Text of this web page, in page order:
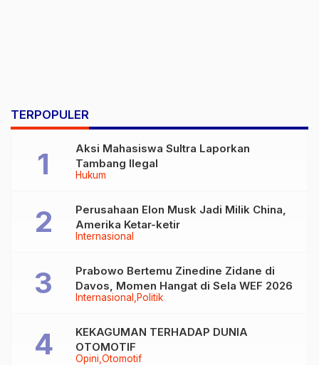
TERPOPULER
Hukum
Aksi Mahasiswa Sultra Laporkan
Tambang Ilegal
Internasional
Perusahaan Elon Musk Jadi Milik China,
Amerika Ketar-ketir
Internasional Politik
Prabowo Bertemu Zinedine Zidane di
Davos, Momen Hangat di Sela WEF 2026
Opini Otomotif
KEKAGUMAN TERHADAP DUNIA
OTOMOTIF